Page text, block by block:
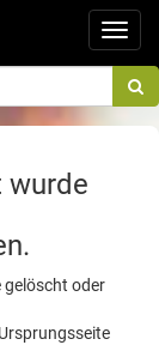
wurde
gelöscht oder